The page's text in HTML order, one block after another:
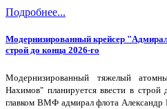
Подробнее...
Модернизированный крейсер
строй до конца 2026-го
Модернизированный тяжелый
Нахимов" планируется ввести в
главком ВМФ адмирал флота